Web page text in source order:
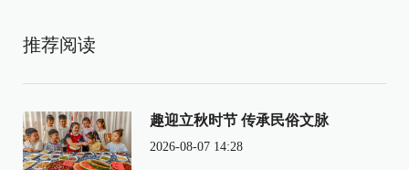
推荐阅读
趣迎立秋时节 传承民俗文脉
2026-08-07 14:28